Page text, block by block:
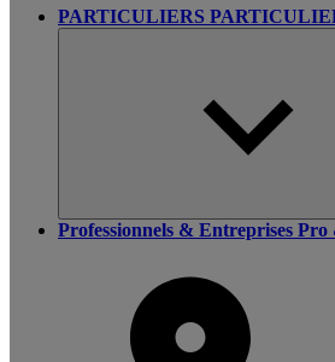
PARTICULIERS
Professionnels & Entreprises Pro